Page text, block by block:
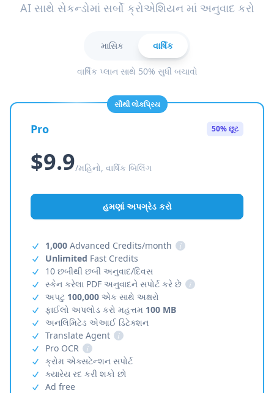
AI સાથે સેકન્ડોમાં સર્બો ક્રોએશિયન માં અનુવાદ કરો
માસિક વાર્ષિક
વાર્ષિક પ્લાન સાથે 50% સુધી બચાવો
સૌથી લોકપ્રિય
Pro 50% છૂટ
$9.9/મહિનો, વાર્ષિક બિલિંગ
હમણાં અપગ્રેડ કરો
1,000 Advanced Credits/month
i
Unlimited Fast Credits
10 છબીથી છબી અનુવાદ/દિવસ
સ્કેન કરેલા PDF અનુવાદને સપોર્ટ કરે છે
i
અપટુ 100,000 એક સાથે અક્ષરો
ફાઈલો અપલોડ કરો મહત્તમ 100 MB
અનલિમિટેડ એઆઈ ડિટેક્શન
Translate Agent
i
Pro OCR
i
ક્રોમ એક્સટેન્શન સપોર્ટ
ક્યારેય રદ કરી શકો છો
Ad free